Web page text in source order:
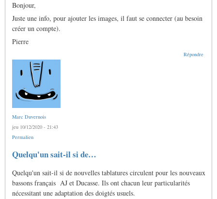
Bonjour,
Juste une info, pour ajouter les images, il faut se connecter (au besoin
créer un compte).
Pierre
Répondre
Marc Duvernois
jeu 10/12/2020 - 21:43
Permalien
Quelqu'un sait-il si de…
Quelqu'un sait-il si de nouvelles tablatures circulent pour les nouveaux
bassons français AJ et Ducasse. Ils ont chacun leur particularités
nécessitant une adaptation des doigtés usuels.